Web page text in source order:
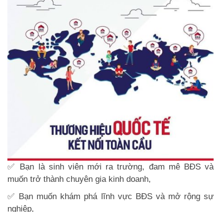
✅ Bạn là sinh viên mới ra trường, đam mê BĐS và
muốn trở thành chuyên gia kinh doanh,
✅ Bạn muốn khám phá lĩnh vực BĐS và mở rộng sự
nghiệp,